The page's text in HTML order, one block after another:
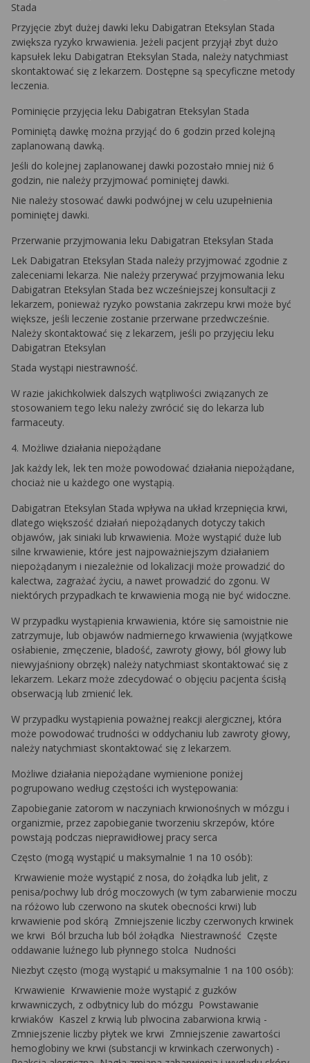
Stada
Przyjęcie zbyt dużej dawki leku Dabigatran Eteksylan Stada
zwiększa ryzyko krwawienia. Jeżeli pacjent przyjął zbyt dużo
kapsułek leku Dabigatran Eteksylan Stada, należy natychmiast
skontaktować się z lekarzem. Dostępne są specyficzne metody
leczenia.
Pominięcie przyjęcia leku Dabigatran Eteksylan Stada
Pominiętą dawkę można przyjąć do 6 godzin przed kolejną
zaplanowaną dawką.
Jeśli do kolejnej zaplanowanej dawki pozostało mniej niż 6
godzin, nie należy przyjmować pominiętej dawki.
Nie należy stosować dawki podwójnej w celu uzupełnienia
pominiętej dawki.
Przerwanie przyjmowania leku Dabigatran Eteksylan Stada
Lek Dabigatran Eteksylan Stada należy przyjmować zgodnie z
zaleceniami lekarza. Nie należy przerywać przyjmowania leku
Dabigatran Eteksylan Stada bez wcześniejszej konsultacji z
lekarzem, ponieważ ryzyko powstania zakrzepu krwi może być
większe, jeśli leczenie zostanie przerwane przedwcześnie.
Należy skontaktować się z lekarzem, jeśli po przyjęciu leku
Dabigatran Eteksylan
Stada wystąpi niestrawność.
W razie jakichkolwiek dalszych wątpliwości związanych ze
stosowaniem tego leku należy zwrócić się do lekarza lub
farmaceuty.
4. Możliwe działania niepożądane
Jak każdy lek, lek ten może powodować działania niepożądane,
chociaż nie u każdego one wystąpią.
Dabigatran Eteksylan Stada wpływa na układ krzepnięcia krwi,
dlatego większość działań niepożądanych dotyczy takich
objawów, jak siniaki lub krwawienia. Może wystąpić duże lub
silne krwawienie, które jest najpoważniejszym działaniem
niepożądanym i niezależnie od lokalizacji może prowadzić do
kalectwa, zagrażać życiu, a nawet prowadzić do zgonu. W
niektórych przypadkach te krwawienia mogą nie być widoczne.
W przypadku wystąpienia krwawienia, które się samoistnie nie
zatrzymuje, lub objawów nadmiernego krwawienia (wyjątkowe
osłabienie, zmęczenie, bladość, zawroty głowy, ból głowy lub
niewyjaśniony obrzęk) należy natychmiast skontaktować się z
lekarzem. Lekarz może zdecydować o objęciu pacjenta ścisłą
obserwacją lub zmienić lek.
W przypadku wystąpienia poważnej reakcji alergicznej, która
może powodować trudności w oddychaniu lub zawroty głowy,
należy natychmiast skontaktować się z lekarzem.
Możliwe działania niepożądane wymienione poniżej
pogrupowano według częstości ich występowania:
Zapobieganie zatorom w naczyniach krwionośnych w mózgu i
organizmie, przez zapobieganie tworzeniu skrzepów, które
powstają podczas nieprawidłowej pracy serca
Często (mogą wystąpić u maksymalnie 1 na 10 osób):
­ Krwawienie może wystąpić z nosa, do żołądka lub jelit, z
penisa/pochwy lub dróg moczowych (w tym zabarwienie moczu
na różowo lub czerwono na skutek obecności krwi) lub
krwawienie pod skórą ­ Zmniejszenie liczby czerwonych krwinek
we krwi ­ Ból brzucha lub ból żołądka ­ Niestrawność ­ Częste
oddawanie luźnego lub płynnego stolca ­ Nudności
Niezbyt często (mogą wystąpić u maksymalnie 1 na 100 osób):
­
Krwawienie ­ Krwawienie może wystąpić z guzków
krwawniczych, z odbytnicy lub do mózgu ­ Powstawanie
krwiaków ­ Kaszel z krwią lub plwocina zabarwiona krwią ­
Zmniejszenie liczby płytek we krwi ­ Zmniejszenie zawartości
hemoglobiny we krwi (substancji w krwinkach czerwonych) ­